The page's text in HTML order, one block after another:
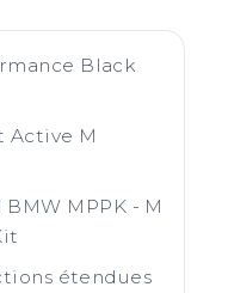
Black
Active M
MPPK - M
étendues